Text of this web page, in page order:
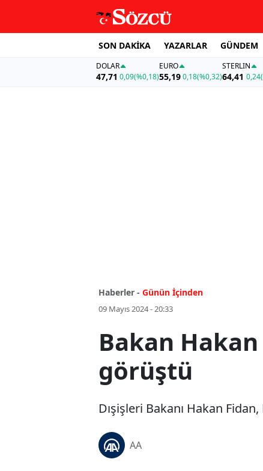
SON DAKİKA YAZARLAR GÜNDEM
DOLAR
47,71 0,09(%0,18)
EURO
55,19 0,18(%0,32)
STERLIN
64,41 0,24
Haberler - Günün İçinden
09 Mayıs 2024 - 20:33
Bakan
görüştü
Dışişleri Bakanı Hakan
AA